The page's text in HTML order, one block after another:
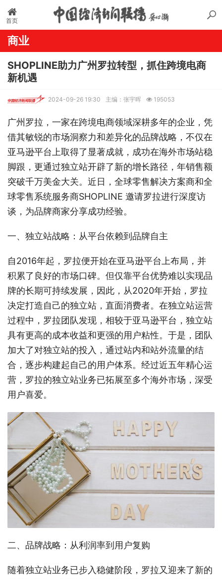
首页
商业
SHOPLINE助力广州罗拉转型，抓住跨境电商
新机遇
2024-09-26 19:30 主编：张宇晖 195053
广州罗拉，一家在跨境电商领域深耕多年的企业，凭
借其敏锐的市场洞察力和差异化的品牌战略，不仅在
亚马逊平台上取得了显著成就，成功在海外市场站稳
脚跟，更通过独立站开辟了新的增长路径，年销售额
突破千万美金大关。近日，全球零售解决方案商和全
球零售系统服务商SHOPLINE 邀请罗拉进行深度访
谈，为品牌商家分享成功经验。
一、独立站战略：从平台依赖到品牌自主
自2016年起，罗拉便开始在亚马逊平台上布局，并
积累了良好的市场口碑。但仅靠平台优势难以实现品
牌的长期可持续发展，因此，从2020年开始，罗拉
决定打造自己的独立站，直面消费者。在独立站运营
过程中，罗拉团队发现，相较于亚马逊平台，独立站
具有更高的成本收益和更强的用户粘性。于是，团队
加大了对独立站的投入，通过站内和站外流量的结
合，逐步构建起自己的用户体系。经过近五年精心运
营，罗拉的独立站业务已拓展至多个海外市场，深受
用户喜爱。
二、品牌战略：从利润率到用户复购
随着独立站业务已步入稳健阶段，罗拉又迎来了新的